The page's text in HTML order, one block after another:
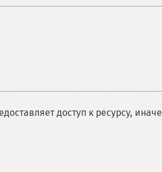
доступ к ресурсу, иначе